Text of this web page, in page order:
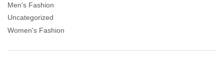
Men's Fashion
Uncategorized
Women's Fashion